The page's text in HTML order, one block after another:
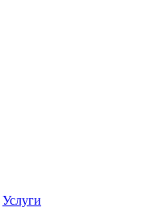
Услуги